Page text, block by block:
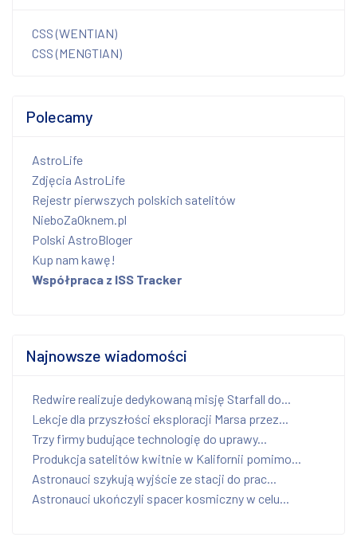
CSS (WENTIAN)
CSS (MENGTIAN)
Polecamy
AstroLife
Zdjęcia AstroLife
Rejestr pierwszych polskich satelitów
NieboZaOknem.pl
Polski AstroBloger
Kup nam kawę!
Współpraca z ISS Tracker
Najnowsze wiadomości
Redwire realizuje dedykowaną misję Starfall do...
Lekcje dla przyszłości eksploracji Marsa przez...
Trzy firmy budujące technologię do uprawy...
Produkcja satelitów kwitnie w Kalifornii pomimo...
Astronauci szykują wyjście ze stacji do prac...
Astronauci ukończyli spacer kosmiczny w celu...